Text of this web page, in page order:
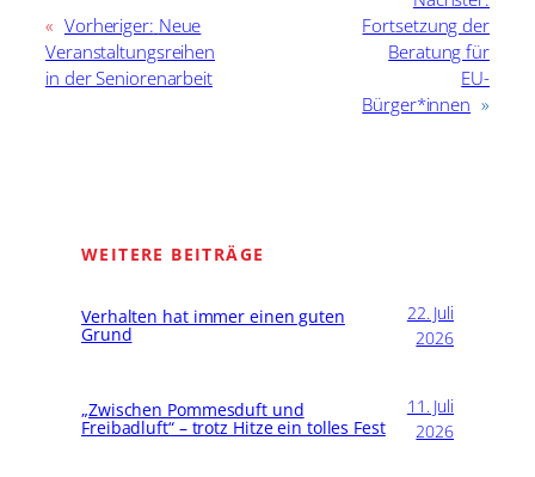
« Vorheriger: Neue
Veranstaltungsreihen
in der Seniorenarbeit
Fortsetzung der
Beratung für
EU-
Bürger*innen »
WEITERE BEITRÄGE
Verhalten hat immer einen guten
Grund
22. Juli
2026
„Zwischen Pommesduft und
Freibadluft“ – trotz Hitze ein tolles Fest
11. Juli
2026